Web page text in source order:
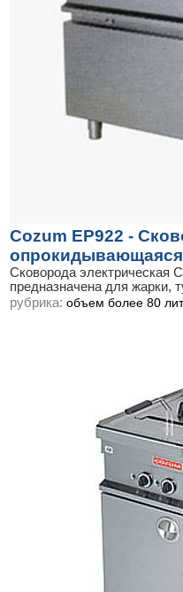
Cozum EP922 -
опрокидывающаяся
Сковорода электрическая
предназначена для жарки,
рубрика: объем более 80